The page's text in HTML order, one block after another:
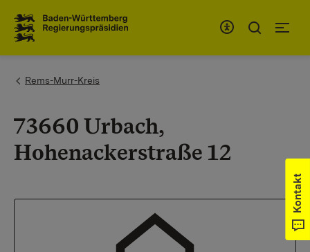
You are here:
Rems-Murr-Kreis
73660 Urbach,
Hohenackerstraße 12
Kontakt